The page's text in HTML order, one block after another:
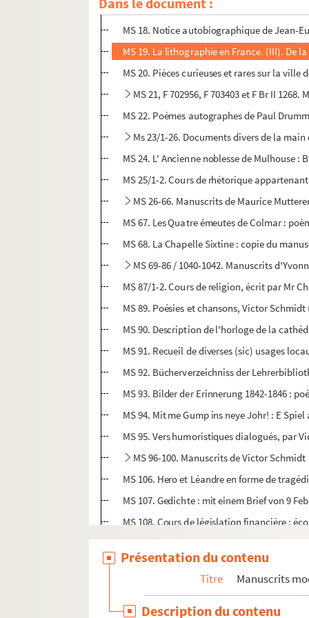
MS 17. Dépenses du ménage décembre
MS 18. Notice autobiographique de Jean-
MS 19. La lithographie en France. (III). De
MS 20. Pièces curieuses et rares sur la
MS 21, F 702956, F 703403 et F Br II
MS 22. Poèmes autographes de Paul
Ms 23/1-26. Documents divers de la
MS 24. L' Ancienne noblesse de Mulhouse
MS 25/1-2. Cours de rhétorique
MS 26-66. Manuscrits de Maurice
MS 67. Les Quatre émeutes de Colmar :
MS 68. La Chapelle Sixtine : copie du
MS 69-86 / 1040-1042. Manuscrits
MS 87/1-2. Cours de religion, écrit par Mr
MS 89. Poésies et chansons, Victor Schmidt
MS 90. Description de l'horloge de la
MS 91. Recueil de diverses (sic) usages
MS 92. Bücherverzeichniss der
MS 93. Bilder der Erinnerung 1842-1846 :
MS 94. Mit me Gump ins neye Johr! : E
MS 95. Vers humoristiques dialogués, par
MS 96-100. Manuscrits de Victor Schmidt
MS 107. Gedichte : mit einem Brief von 9
MS 108. Cours de législation financière :
MS 109. Belägerung und Innemung der
MS 110. Die Gefaesspflanzen des Kreises
MS 111. Ernschtes im Heiteres üs
MS 112/a et b. Journal d'Emile : Poèmes
Présentation du contenu
Titre Manuscrits
Description du contenu